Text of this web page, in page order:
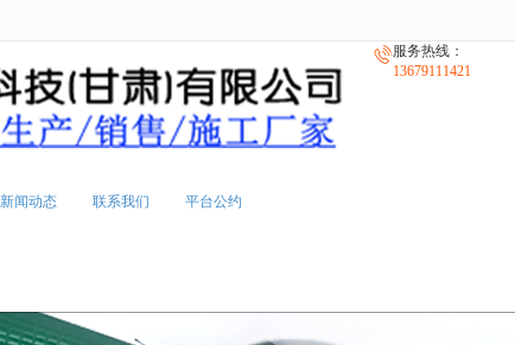
服务热线：
13679111421
新闻动态 联系我们 平台公约